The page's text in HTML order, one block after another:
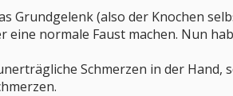
Grundgelenk (also der Knochen
eine normale Faust machen. Nun
Schmerzen in der